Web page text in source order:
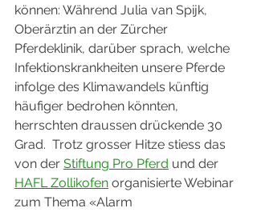
können: Während Julia van Spijk,
Oberärztin an der Zürcher
Pferdeklinik, darüber sprach, welche
Infektionskrankheiten unsere Pferde
infolge des Klimawandels künftig
häufiger bedrohen könnten,
herrschten draussen drückende 30
Grad.  Trotz grosser Hitze stiess das
von der Stiftung Pro Pferd und der
HAFL Zollikofen organisierte Webinar
zum Thema «Alarm